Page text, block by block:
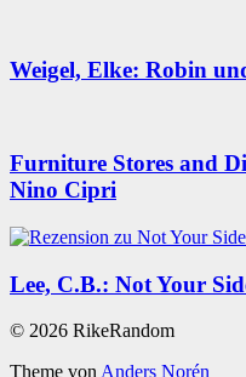
Weigel, Elke: Robin
Furniture Stores and
Nino Cipri
Lee, C.B.: Not Your
© 2026 RikeRandom
Theme vonAnders Norén